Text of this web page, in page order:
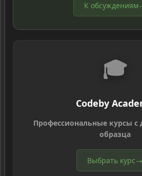
К обсуждениям
🎓
Codeby
Профессиональные курсы с
образца
Выбрать курс→